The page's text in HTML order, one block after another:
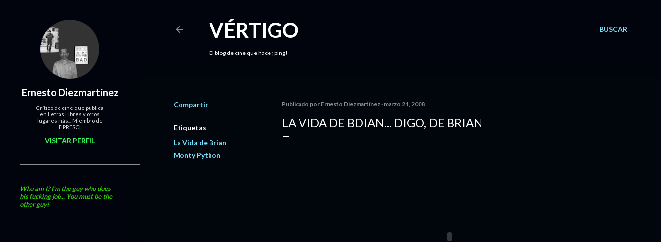
BUSCAR
VÉRTIGO
El blog de cine que hace ¡ping!
Compartir
Etiquetas
La Vida de Brian
Monty Python
Publicado por Ernesto Diezmartínez marzo 21, 2008
LA VIDA DE BDIAN... DIGO, DE BRIAN
Ernesto Diezmartínez
Crítico de cine que publica
en Letras Libres y otros
lugares más... Miembro de
FIPRESCI.
VISITAR PERFIL
Who am I? I'm the guy who does
his fucking job... You must be the
other guy!